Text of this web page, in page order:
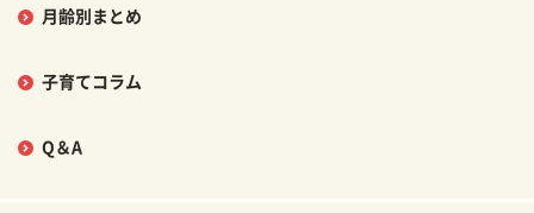
月齢別まとめ
子育てコラム
Q＆A